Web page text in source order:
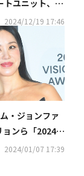
ユニット、日
年1月15日より
2024/12/19 17:46
・ジョンファ
ンら「2024 V
」レッドカ
2024/01/07 17:39